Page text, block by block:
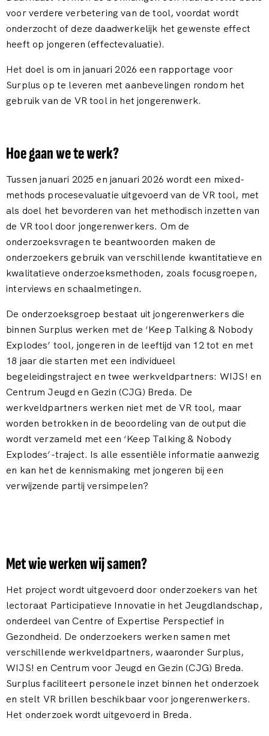
voor verdere verbetering van de tool, voordat wordt
onderzocht of deze daadwerkelijk het gewenste effect
heeft op jongeren (effectevaluatie).
Het doel is om in januari 2026 een rapportage voor
Surplus op te leveren met aanbevelingen rondom het
gebruik van de VR tool in het jongerenwerk.
Hoe gaan we te werk?
Tussen januari 2025 en januari 2026 wordt een mixed-
methods procesevaluatie uitgevoerd van de VR tool, met
als doel het bevorderen van het methodisch inzetten van
de VR tool door jongerenwerkers. Om de
onderzoeksvragen te beantwoorden maken de
onderzoekers gebruik van verschillende kwantitatieve en
kwalitatieve onderzoeksmethoden, zoals focusgroepen,
interviews en schaalmetingen.
De onderzoeksgroep bestaat uit jongerenwerkers die
binnen Surplus werken met de ‘Keep Talking & Nobody
Explodes’ tool, jongeren in de leeftijd van 12 tot en met
18 jaar die starten met een individueel
begeleidingstraject en twee werkveldpartners: WIJS! en
Centrum Jeugd en Gezin (CJG) Breda. De
werkveldpartners werken niet met de VR tool, maar
worden betrokken in de beoordeling van de output die
wordt verzameld met een ‘Keep Talking & Nobody
Explodes’-traject. Is alle essentiële informatie aanwezig
en kan het de kennismaking met jongeren bij een
verwijzende partij versimpelen?
Met wie werken wij samen?
Het project wordt uitgevoerd door onderzoekers van het
lectoraat Participatieve Innovatie in het Jeugdlandschap,
onderdeel van Centre of Expertise Perspectief in
Gezondheid. De onderzoekers werken samen met
verschillende werkveldpartners, waaronder Surplus,
WIJS! en Centrum voor Jeugd en Gezin (CJG) Breda.
Surplus faciliteert personele inzet binnen het onderzoek
en stelt VR brillen beschikbaar voor jongerenwerkers.
Het onderzoek wordt uitgevoerd in Breda.